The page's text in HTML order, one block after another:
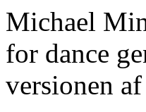
Michael
for dance
versionen